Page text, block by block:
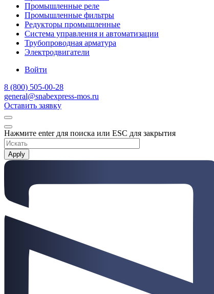
Промышленные реле
Промышленные фильтры
Редукторы промышленные
Система управления и автоматизации
Трубопроводная арматура
Электродвигатели
Войти
8 (800) 505-00-28
general@snabexpress-mos.ru
Оставить заявку
Нажмите enter для поиска или ESC для закрытия
Apply